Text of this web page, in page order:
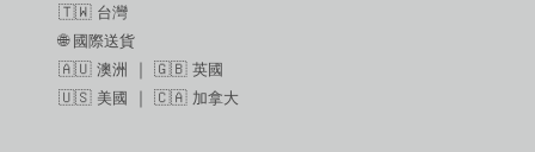
🇹🇼 台灣
🌐國際送貨
🇦🇺 澳洲 ｜ 🇬🇧 英國
🇺🇸 美國 ｜ 🇨🇦 加拿大